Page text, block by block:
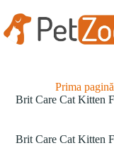
conținut
Prima pagină
Brit Care Cat Kitten
Brit Care Cat Kitten